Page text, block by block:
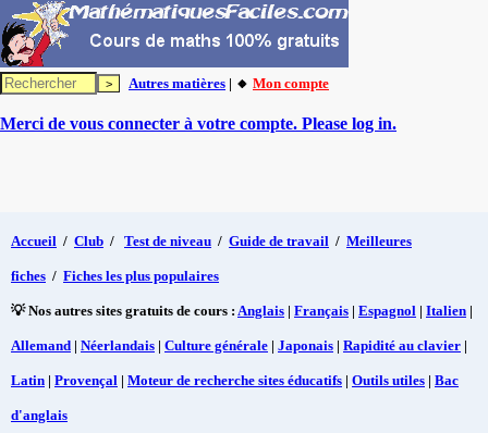
Autres matières | 🔸 Mon compte
Merci de vous connecter à votre compte. Please log in.
Accueil / Club / Test de niveau / Guide de travail / Meilleures
fiches / Fiches les plus populaires
💡 Nos autres sites gratuits de cours : Anglais | Français | Espagnol | Italien |
Allemand | Néerlandais | Culture générale | Japonais | Rapidité au clavier |
Latin | Provençal | Moteur de recherche sites éducatifs | Outils utiles | Bac
d'anglais